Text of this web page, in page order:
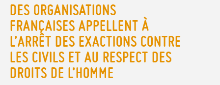
DES ORGANISATIONS
FRANÇAISES APPELLENT À
L’ARRÊT DES EXACTIONS CONTRE
LES CIVILS ET AU RESPECT DES
DROITS DE L’HOMME